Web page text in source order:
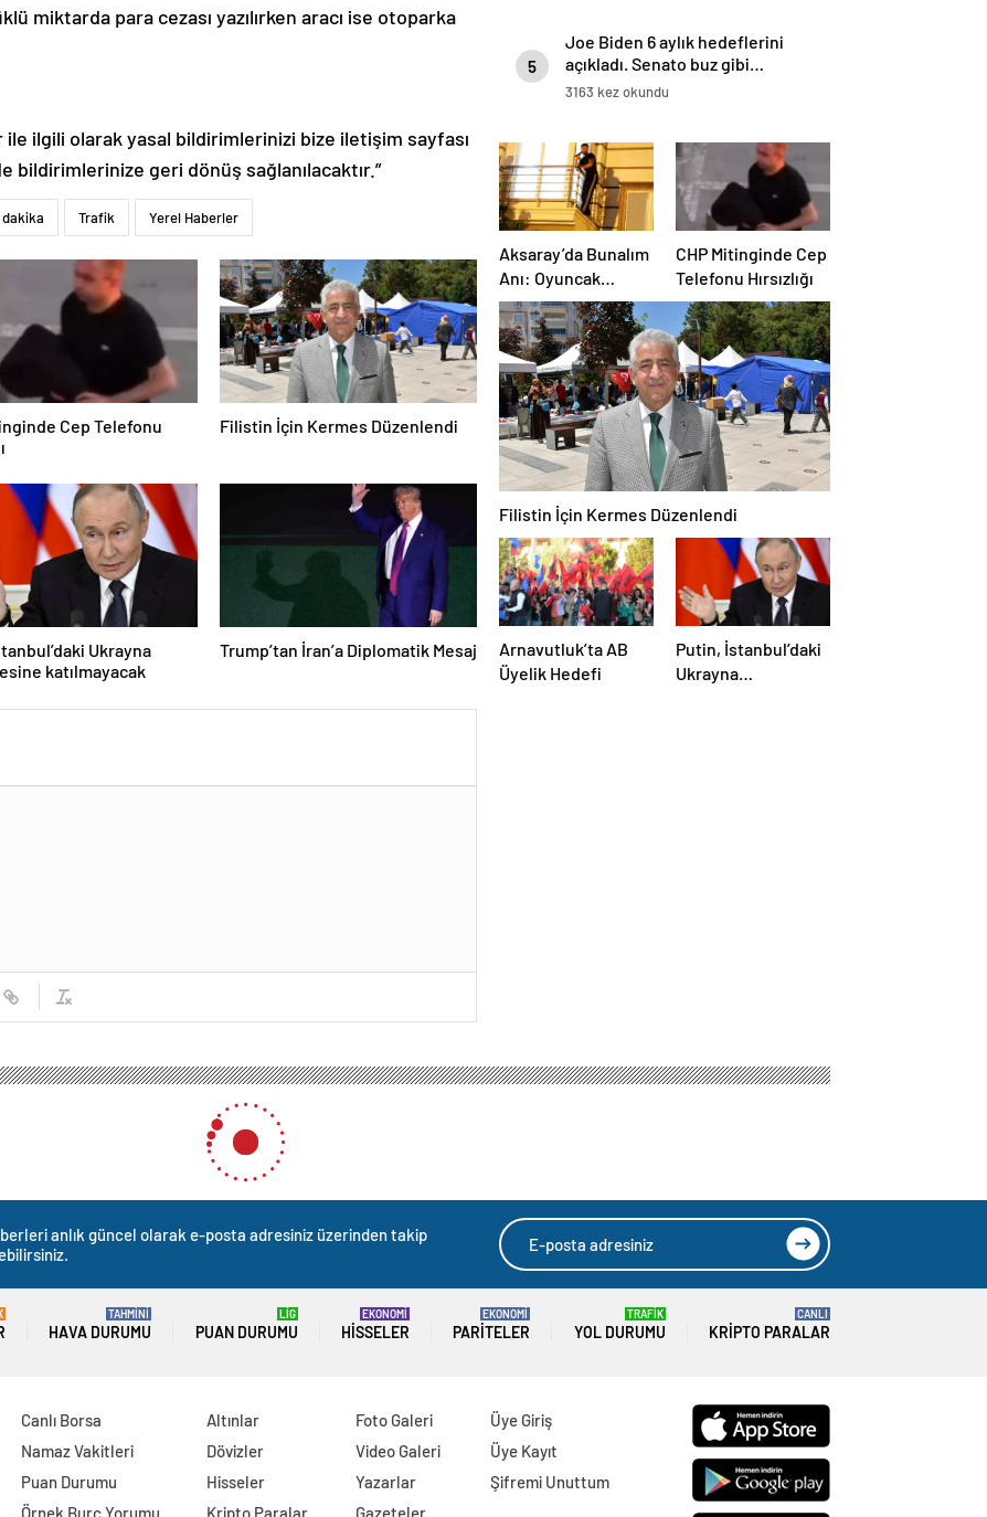
miktarda para cezası yazılırken aracı ise otoparka
ilgili olarak yasal bildirimlerinizi bize iletişim sayfası
bildirimlerinize geri dönüş sağlanılacaktır.”
Trafik Yerel Haberler
Cep Telefonu
Filistin İçin Kermes Düzenlendi
Ukrayna
katılmayacak
Trump’tan İran’a Diplomatik Mesaj
5
Joe Biden 6 aylık hedeflerini
açıkladı. Senato buz gibi…
3163 kez okundu
Aksaray’da Bunalım
Anı: Oyuncak
Tabancayla
Kendine Zarar
Vermeye Çalıştı
CHP Mitinginde Cep
Telefonu Hırsızlığı
Filistin İçin Kermes Düzenlendi
Arnavutluk’ta AB
Üyelik Hedefi
Putin, İstanbul’daki
Ukrayna
anlık güncel olarak e-posta adresiniz üzerinden takip
HAVA DURUMU
TAHMİNİ
PUAN DURUMU
LİG
HISSELER
EKONOMİ
PARITELER
EKONOMİ
YOL DURUMU
TRAFİK
KRIPTO PARALAR
CANLI
Canlı Borsa
Namaz Vakitleri
Puan Durumu
Örnek Burç Yorumu
Altınlar
Dövizler
Hisseler
Kripto Paralar
Foto Galeri
Video Galeri
Yazarlar
Gazeteler
Üye Giriş
Üye Kayıt
Şifremi Unuttum